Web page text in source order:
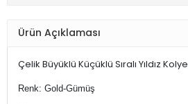
Ürün Açıklaması
Çelik Büyüklü Küçüklü Sıralı Yıldız Kolye
Renk: Gold-Gümüş